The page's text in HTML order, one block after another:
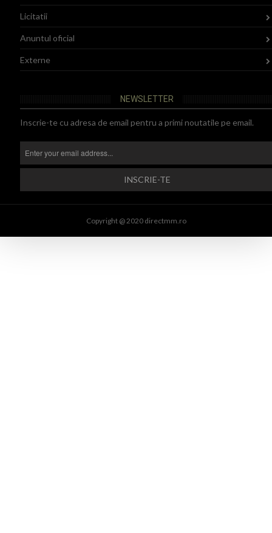
Licitatii
Anuntul oficial
Externe
NEWSLETTER
Inscrie-te cu adresa de email pentru a primi noutatile pe email.
Copyright @ 2020 directmm.ro